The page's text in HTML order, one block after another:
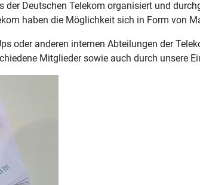
der Deutschen Telekom organisiert und
haben die Möglichkeit sich in Form von
oder anderen internen Abteilungen der
Mitglieder sowie auch durch unsere